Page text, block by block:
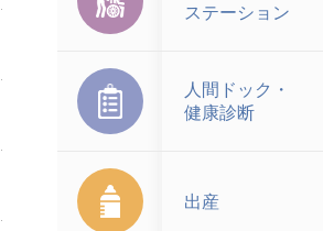
ステーション
人間ドック・
健康診断
出産